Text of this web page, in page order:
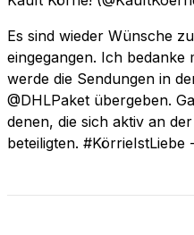
Es sind wieder Wünsche
eingegangen. Ich
werde die Sendungen in
@DHLPaket übergeben.
denen, die sich aktiv an
beteiligten. #KörrieIstLiebe